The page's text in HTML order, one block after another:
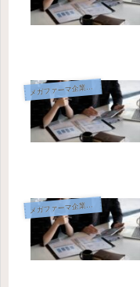
メ
ガファーマ企業研究
メ
ガファーマ企業研究